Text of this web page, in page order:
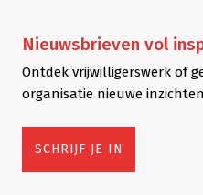
Nieuwsbrieven vol
Ontdek vrijwilligerswerk of
organisatie nieuwe
SCHRIJF JE IN